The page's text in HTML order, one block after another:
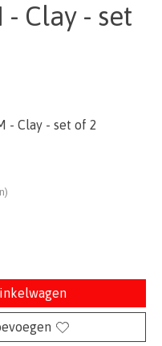
- Clay - set
- Clay - set of 2